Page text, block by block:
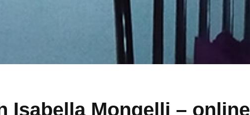
Isabella Mongelli – online